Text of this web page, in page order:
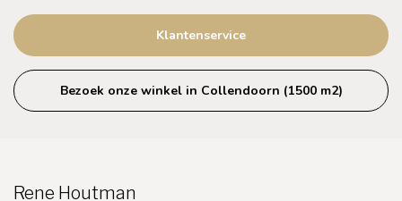
Klantenservice
Bezoek onze winkel in Collendoorn (1500 m2)
Rene Houtman